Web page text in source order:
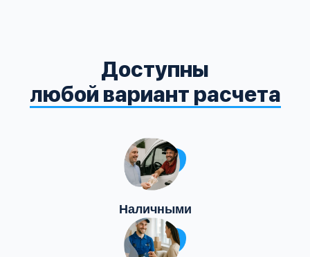
Доступны
любой вариант расчета
Наличными